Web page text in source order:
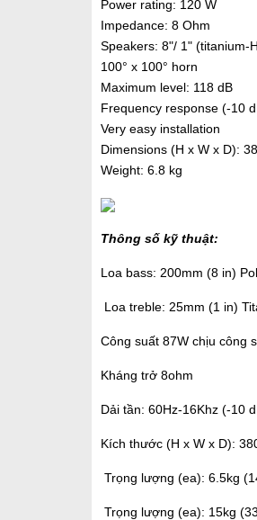
Power rating: 120 W
Impedance: 8 Ohm
Speakers: 8"/ 1" (titanium-
100° x 100° horn
Maximum level: 118 dB
Frequency response (-10
Very easy installation
Dimensions (H x W x D):
Weight: 6.8 kg
Thông số kỹ thuật:
Loa bass: 200mm (8 in)
Loa treble: 25mm (1 in)
Công suất 87W chịu công
Kháng trở 8ohm
Dải tần: 60Hz-16Khz (-10
Kích thước (H x W x D):
Trọng lượng (ea): 6.5kg
Trọng lượng (ea): 15kg